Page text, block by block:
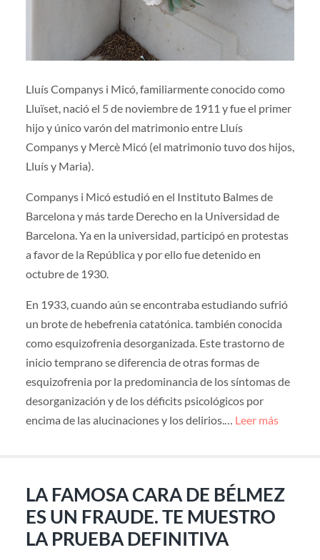
Lluís Companys i Micó, familiarmente conocido como
Lluïset, nació el 5 de noviembre de 1911 y fue el primer
hijo y único varón del matrimonio entre Lluís
Companys y Mercè Micó (el matrimonio tuvo dos hijos,
Lluís y Maria).
Companys i Micó estudió en el Instituto Balmes de
Barcelona y más tarde Derecho en la Universidad de
Barcelona. Ya en la universidad, participó en protestas
a favor de la República y por ello fue detenido en
octubre de 1930.
En 1933, cuando aún se encontraba estudiando sufrió
un brote de hebefrenia catatónica. también conocida
como esquizofrenia desorganizada. Este trastorno de
inicio temprano se diferencia de otras formas de
esquizofrenia por la predominancia de los síntomas de
desorganización y de los déficits psicológicos por
encima de las alucinaciones y los delirios.… Leer más
LA FAMOSA CARA DE BÉLMEZ
ES UN FRAUDE. TE MUESTRO
LA PRUEBA DEFINITIVA